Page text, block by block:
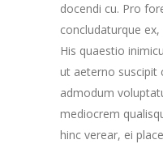
docendi cu. Pro
concludaturque
His quaestio
ut aeterno suscipit
admodum
mediocrem
hinc verear, ei